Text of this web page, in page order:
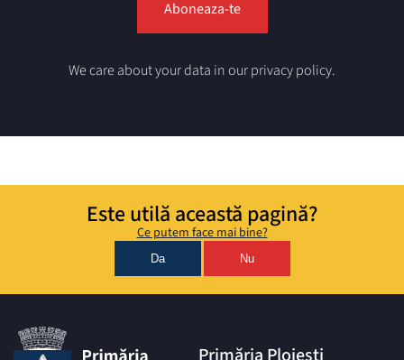
We care about your data in our privacy policy.
Este utilă această pagină?
Ce putem face mai bine?
Da Nu